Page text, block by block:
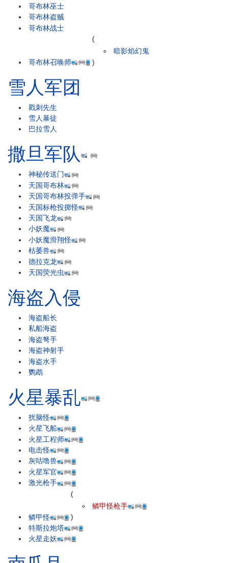
哥布林巫士
哥布林盗贼
哥布林战士
哥布林召唤师
(
暗影焰幻鬼
)
雪人军团
戳刺先生
雪人暴徒
巴拉雪人
撒旦军队
神秘传送门
天国哥布林
天国哥布林投弹手
天国标枪投掷怪
天国飞龙
小妖魔
小妖魔滑翔怪
枯萎兽
德拉克龙
天国荧光虫
海盗入侵
海盗船长
私船海盗
海盗弩手
海盗神射手
海盗水手
鹦鹉
火星暴乱
扰脑怪
火星飞船
火星工程师
电击怪
灰咕噜兽
火星军官
激光枪手
鳞甲怪
(
鳞甲怪枪手
)
特斯拉炮塔
火星走妖